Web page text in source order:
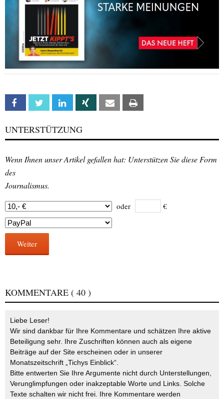
Facebook Twitter Linkedin Xing Email
UNTERSTÜTZUNG
Wenn Ihnen unser Artikel gefallen hat: Unterstützen Sie diese Form
des
Journalismus.
oder €
Weiter
KOMMENTARE ( 40 )
Liebe Leser!
Wir sind dankbar für Ihre Kommentare und schätzen Ihre aktive
Beteiligung sehr. Ihre Zuschriften können auch als eigene
Beiträge auf der Site erscheinen oder in unserer
Monatszeitschrift „Tichys Einblick“.
Bitte entwerten Sie Ihre Argumente nicht durch Unterstellungen,
Verunglimpfungen oder inakzeptable Worte und Links. Solche
Texte schalten wir nicht frei. Ihre Kommentare werden